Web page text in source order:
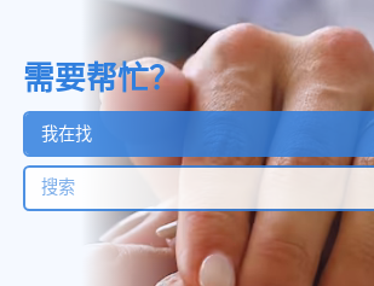
保健中心
需要帮忙？
我在找